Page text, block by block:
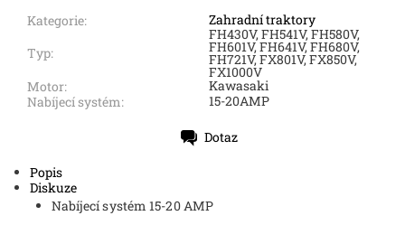
Kategorie:
Zahradní traktory
Typ:
FH430V, FH541V, FH580V,
FH601V, FH641V, FH680V, ​​​​
FH721V, FX801V, FX850V,
FX1000V
Motor:
Kawasaki
Nabíjecí systém:
15-20AMP
Dotaz
Popis
Diskuze
Nabíjecí systém 15-20 AMP